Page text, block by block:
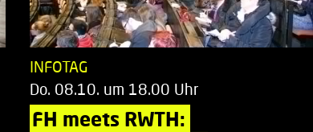
INFOTAG
Do. 08.10. um 18.00 Uhr
FH meets RWTH: